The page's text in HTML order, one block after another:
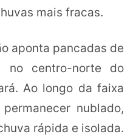
mais fracas.
aponta pancadas de
no centro-norte do
Ao longo da faixa
nublado,
rápida e isolada.